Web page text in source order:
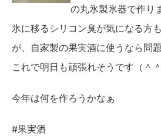
の丸氷製氷器で作り
氷に移るシリコン臭が気になる方
が、自家製の果実酒に使うなら問
これで明日も頑張れそうです（＾
今年は何を作ろうかなぁ
#果実酒